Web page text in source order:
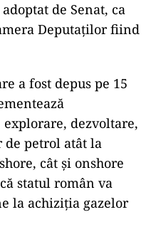
de Senat, ca
Deputaţilor fiind
a fost depus pe 15
dezvoltare,
de petrol atât la
cât şi onshore
statul român va
la achiziţia gazelor